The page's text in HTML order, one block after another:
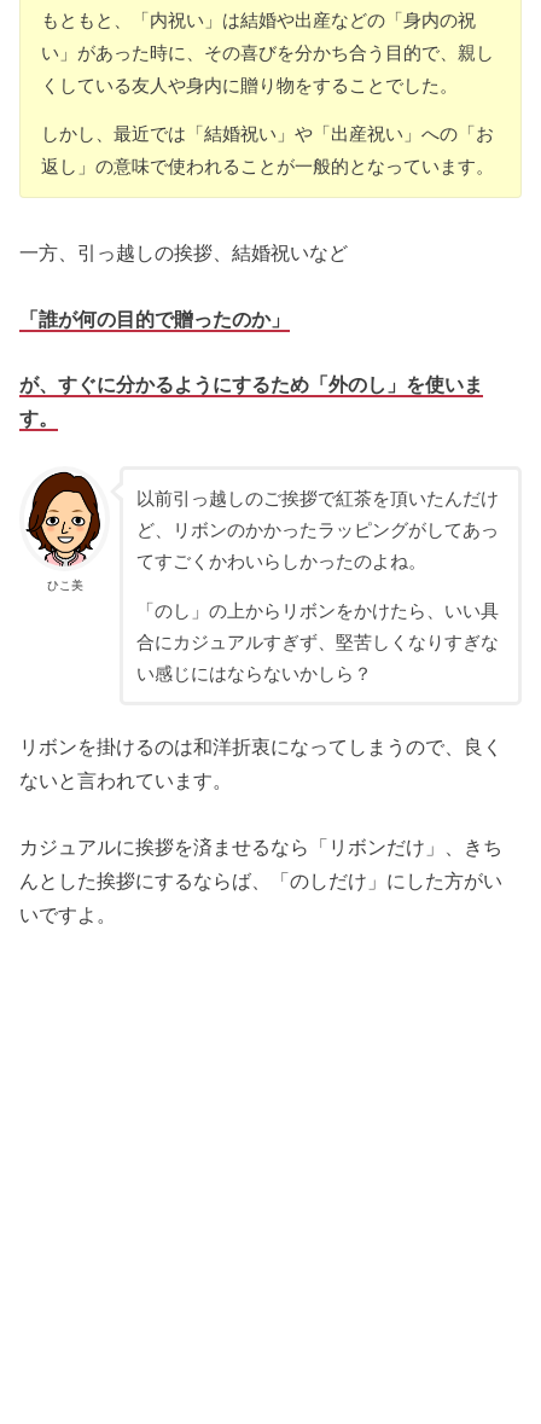
もともと、「内祝い」は結婚や出産などの「身内の祝
い」があった時に、その喜びを分かち合う目的で、親し
くしている友人や身内に贈り物をすることでした。
しかし、最近では「結婚祝い」や「出産祝い」への「お
返し」の意味で使われることが一般的となっています。
一方、引っ越しの挨拶、結婚祝いなど
「誰が何の目的で贈ったのか」
が、すぐに分かるようにするため「外のし」を使いま
す。
ひこ美
以前引っ越しのご挨拶で紅茶を頂いたんだけ
ど、リボンのかかったラッピングがしてあっ
てすごくかわいらしかったのよね。
「のし」の上からリボンをかけたら、いい具
合にカジュアルすぎず、堅苦しくなりすぎな
い感じにはならないかしら？
リボンを掛けるのは和洋折衷になってしまうので、良く
ないと言われています。
カジュアルに挨拶を済ませるなら「リボンだけ」、きち
んとした挨拶にするならば、「のしだけ」にした方がい
いですよ。